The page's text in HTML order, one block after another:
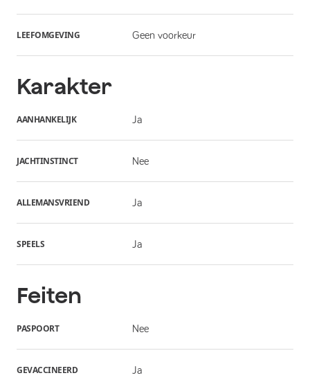
LEEFOMGEVING Geen voorkeur
Karakter
AANHANKELIJK Ja
JACHTINSTINCT Nee
ALLEMANSVRIEND Ja
SPEELS Ja
Feiten
PASPOORT Nee
GEVACCINEERD Ja